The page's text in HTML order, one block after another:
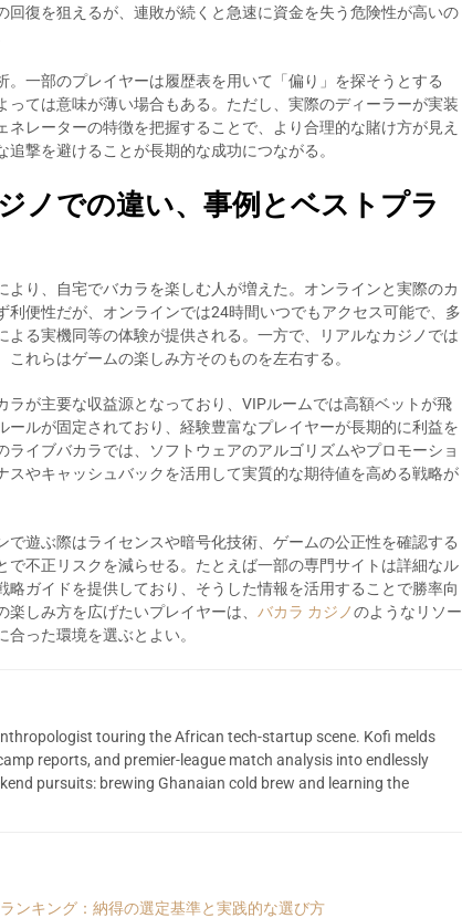
回復を狙えるが、連敗が続くと急速に資金を失う危険性が高いの
。一部のプレイヤーは履歴表を用いて「偏り」を探そうとする
っては意味が薄い場合もある。ただし、実際のディーラーが実装
レーターの特徴を把握することで、より合理的な賭け方が見え
撃を避けることが長期的な成功につながる。
ノでの違い、事例とベストプラ
より、自宅でバカラを楽しむ人が増えた。オンラインと実際のカ
利便性だが、オンラインでは24時間いつでもアクセス可能で、多
る実機同等の体験が提供される。一方で、リアルなカジノでは
れらはゲームの楽しみ方そのものを左右する。
が主要な収益源となっており、VIPルームでは高額ベットが飛
ルが固定されており、経験豊富なプレイヤーが長期的に利益を
ライブバカラでは、ソフトウェアのアルゴリズムやプロモーショ
スやキャッシュバックを活用して実質的な期待値を高める戦略が
遊ぶ際はライセンスや暗号化技術、ゲームの公正性を確認する
で不正リスクを減らせる。たとえば一部の専門サイトは詳細なル
ガイドを提供しており、そうした情報を活用することで勝率向
楽しみ方を広げたいプレイヤーは、 バカラ カジノのようなリソー
った環境を選ぶとよい。
touring the African tech-startup scene. Kofi melds
reports, and premier-league match analysis into endlessly
pursuits: brewing Ghanaian cold brew and learning the
ンキング：納得の選定基準と実践的な選び方